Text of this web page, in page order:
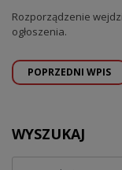
Rozporządzenie
ogłoszenia.
POPRZEDNI WPIS
WYSZUKAJ